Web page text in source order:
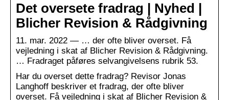
Det oversete fradrag | Nyhed |
Blicher Revision & Rådgivning
11. mar. 2022 — … der ofte bliver overset. Få
vejledning i skat af Blicher Revision & Rådgivning.
… Fradraget påføres selvangivelsens rubrik 53.
Har du overset dette fradrag? Revisor Jonas
Langhoff beskriver et fradrag, der ofte bliver
overset. Få vejledning i skat af Blicher Revision &